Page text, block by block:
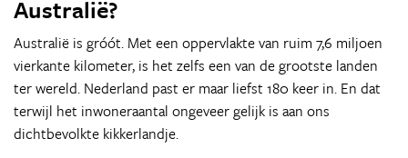
Australië?
Australië is gróót. Met een oppervlakte van ruim 7,6 miljoen
vierkante kilometer, is het zelfs een van de grootste landen
ter wereld. Nederland past er maar liefst 180 keer in. En dat
terwijl het inwoneraantal ongeveer gelijk is aan ons
dichtbevolkte kikkerlandje.